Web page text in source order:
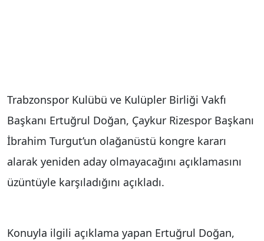
Trabzonspor Kulübü ve Kulüpler Birliği Vakfı
Başkanı Ertuğrul Doğan, Çaykur Rizespor Başkanı
İbrahim Turgut’un olağanüstü kongre kararı
alarak yeniden aday olmayacağını açıklamasını
üzüntüyle karşıladığını açıkladı.
Konuyla ilgili açıklama yapan Ertuğrul Doğan,